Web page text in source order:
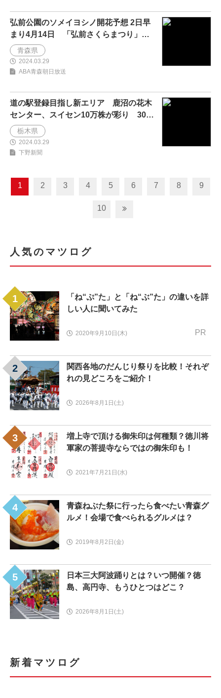
弘前公園のソメイヨシノ開花予想 2日早
まり4月14日 「弘前さくらまつり」会
期も前倒しで4月1...
青森県
2024.03.29
ABA青森朝日放送
道の駅登録目指し新エリア 鹿沼の花木
センター、スイセン10万株が彩り 30、
31日はコーヒーや...
栃木県
2024.03.29
下野新聞
1 2 3 4 5 6 7 8 9
10
人気のマツログ
「ね“ぷ”た」と「ね“ぶ”た」の違いを詳
しい人に聞いてみた
2020年9月10日(木) PR
1
関西各地のだんじり祭りを比較！それぞ
れの見どころをご紹介！
2026年8月1日(土)
2
増上寺で頂ける御朱印は何種類？徳川将
軍家の菩提寺ならではの御朱印も！
2021年7月21日(水)
3
青森ねぶた祭に行ったら食べたい青森グ
ルメ！会場で食べられるグルメは？
2019年8月2日(金)
4
日本三大阿波踊りとは？いつ開催？徳
島、高円寺、もうひとつはどこ？
2026年8月1日(土)
5
新着マツログ